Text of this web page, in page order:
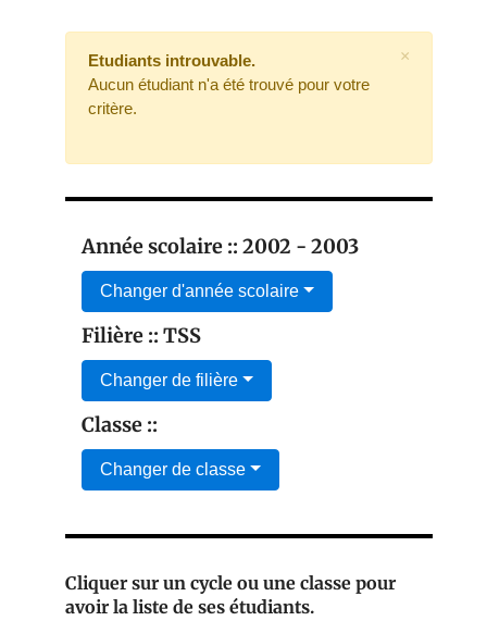
Etudiants introuvable.
Aucun étudiant n'a été trouvé pour votre
critère.
×
Année scolaire :: 2002 - 2003
Changer d'année scolaire
Filière :: TSS
Changer de filière
Classe ::
Changer de classe
Cliquer sur un cycle ou une classe pour
avoir la liste de ses étudiants.